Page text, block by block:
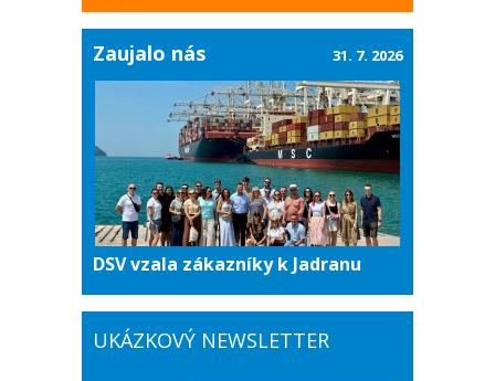
Zaujalo nás
DSV vzala zákazníky k Jadranu
31. 7. 2026
UKÁZKOVÝ NEWSLETTER